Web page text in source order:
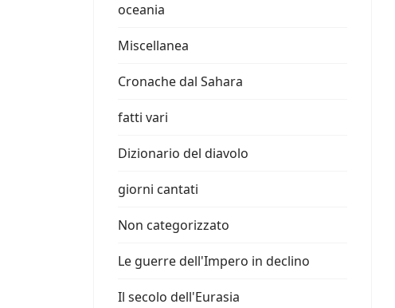
oceania
Miscellanea
Cronache dal Sahara
fatti vari
Dizionario del diavolo
giorni cantati
Non categorizzato
Le guerre dell'Impero in declino
Il secolo dell'Eurasia